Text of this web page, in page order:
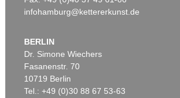
infohamburg@kettererkunst.de
BERLIN
Dr. Simone Wiechers
Fasanenstr. 70
10719 Berlin
Tel.: +49 (0)30 88 67 53-63